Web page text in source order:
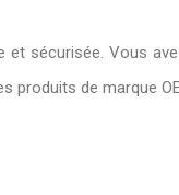
sécurisée. Vous
de marque